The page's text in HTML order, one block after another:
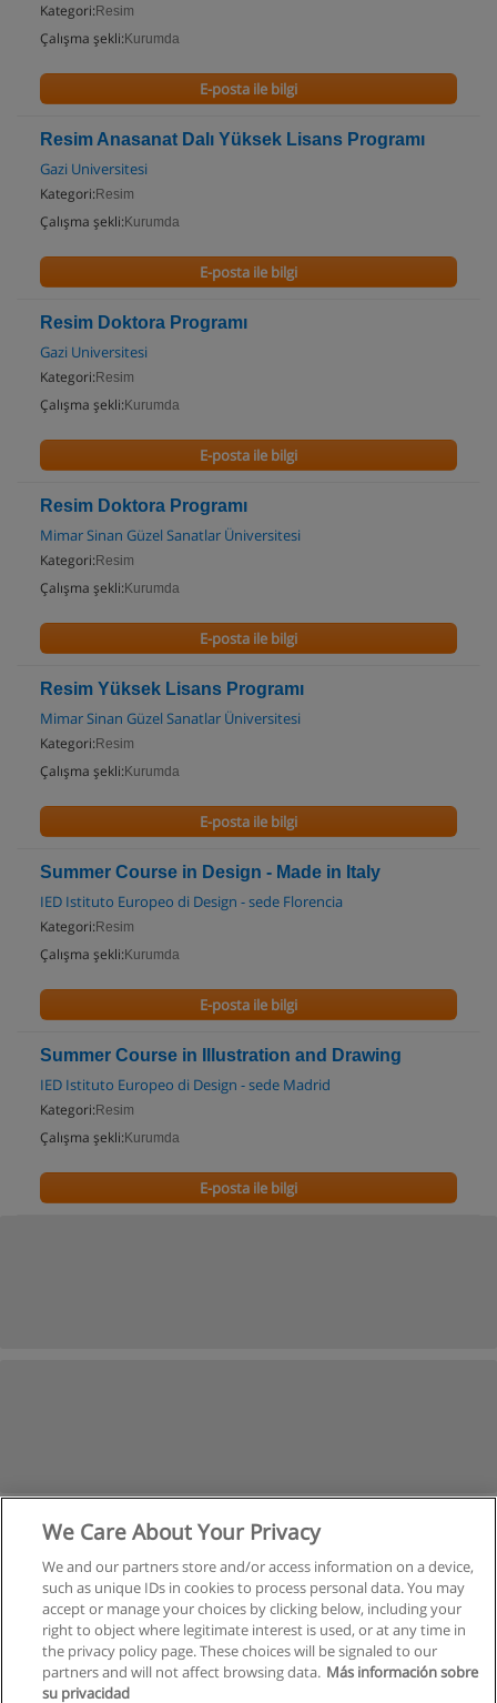
Kategori: Resim
Çalışma şekli: Kurumda
E-posta ile bilgi
Resim Anasanat Dalı Yüksek Lisans Programı
Gazi Universitesi
Kategori: Resim
Çalışma şekli: Kurumda
E-posta ile bilgi
Resim Doktora Programı
Gazi Universitesi
Kategori: Resim
Çalışma şekli: Kurumda
E-posta ile bilgi
Resim Doktora Programı
Mimar Sinan Güzel Sanatlar Üniversitesi
Kategori: Resim
Çalışma şekli: Kurumda
E-posta ile bilgi
Resim Yüksek Lisans Programı
Mimar Sinan Güzel Sanatlar Üniversitesi
Kategori: Resim
Çalışma şekli: Kurumda
E-posta ile bilgi
Summer Course in Design - Made in Italy
IED Istituto Europeo di Design - sede Florencia
Kategori: Resim
Çalışma şekli: Kurumda
E-posta ile bilgi
Summer Course in Illustration and Drawing
IED Istituto Europeo di Design - sede Madrid
Kategori: Resim
Çalışma şekli: Kurumda
E-posta ile bilgi
We Care About Your Privacy
We and our partners store and/or access information on a device,
such as unique IDs in cookies to process personal data. You may
accept or manage your choices by clicking below, including your
right to object where legitimate interest is used, or at any time in
the privacy policy page. These choices will be signaled to our
partners and will not affect browsing data. Más información sobre
su privacidad